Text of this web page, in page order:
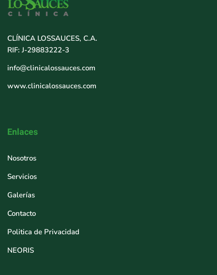
CLÍNICA LOSSAUCES, C.A.
RIF: J-29883222-3
info@clinicalossauces.com
www.clinicalossauces.com
Enlaces
Nosotros
Servicios
Galerías
Contacto
Politica de Privacidad
NEORIS